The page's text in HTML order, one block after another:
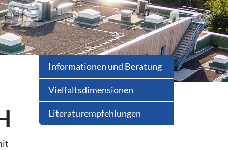
Informationen und Beratung
Vielfaltsdimensionen
Literaturempfehlungen